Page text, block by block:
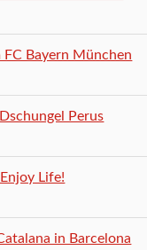
FC Bayern München
Perus
Life!
in Barcelona